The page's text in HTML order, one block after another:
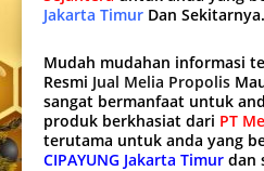
Jakarta Timur Dan Sekitarnya.
Mudah mudahan informasi
Resmi Jual Melia Propolis
sangat bermanfaat untuk
produk berkhasiat dari PT
terutama untuk anda yang
CIPAYUNG Jakarta Timur dan